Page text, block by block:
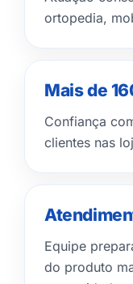
ortopedia,
Mais de
Confiança
clientes nas
Equipe
do produto